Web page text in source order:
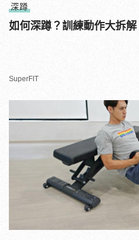
深蹲
如何深蹲？訓練動作大拆解
SuperFIT